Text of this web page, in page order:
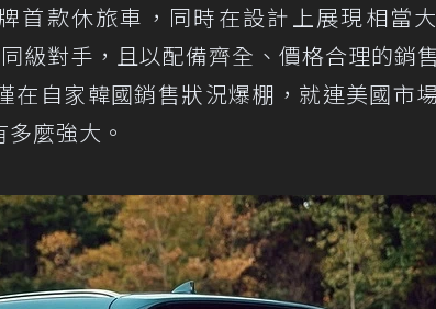
首款休旅車，同時在設計上展現相當
級對手，且以配備齊全、價格合理的銷
在自家韓國銷售狀況爆棚，就連美國市
麼強大。